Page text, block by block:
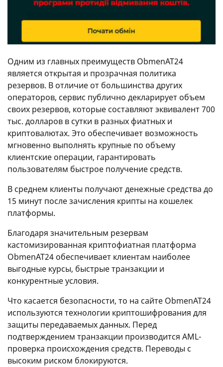
Одним из главных преимуществ ObmenAT24
является открытая и прозрачная политика
резервов. В отличие от большинства других
операторов, сервис публично декларирует объем
своих резервов, которые составляют эквивалент 700
тыс. долларов в сутки в разных фиатных и
криптовалютах. Это обеспечивает возможность
мгновенно выполнять крупные по объему
клиентские операции, гарантировать
пользователям быстрое получение средств.
В среднем клиенты получают денежные средства до
15 минут после зачисления крипты на кошелек
платформы.
Благодаря значительным резервам
кастомизированная криптофиатная платформа
ObmenAT24 обеспечивает клиентам наиболее
выгодные курсы, быстрые транзакции и
конкурентные условия.
Что касается безопасности, то на сайте ObmenAT24
используются технологии криптошифрования для
защиты передаваемых данных. Перед
подтверждением транзакции производится AML-
проверка происхождения средств. Переводы с
высоким риском блокируются.